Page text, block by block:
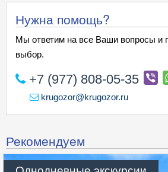
Нужна помощь?
Мы ответим на все Ваши вопросы и
выбор.
+7 (977) 808-05-35
krugozor@krugozor.ru
Рекомендуем